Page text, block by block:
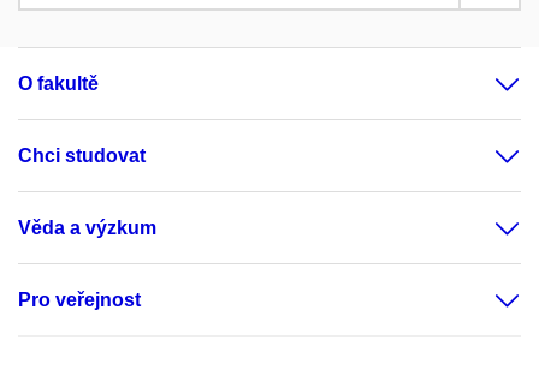
O fakultě
Chci studovat
Věda a výzkum
Pro veřejnost